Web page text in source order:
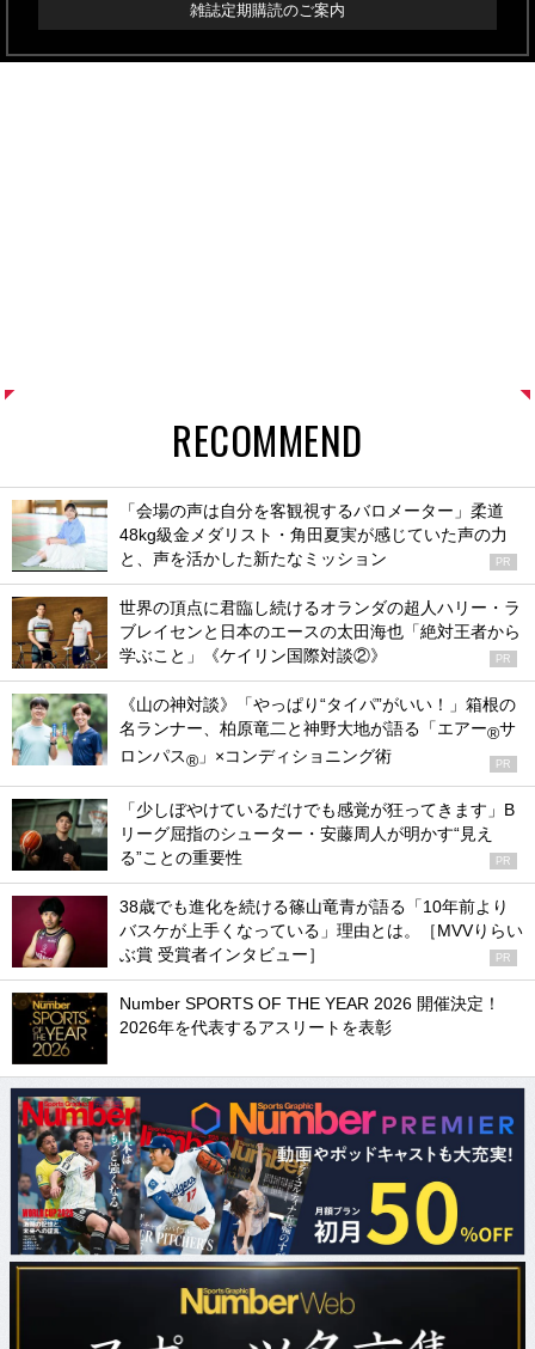
雑誌定期購読のご案内
RECOMMEND
「会場の声は自分を客観視するバロメーター」柔道
48kg級金メダリスト・角田夏実が感じていた声の力
と、声を活かした新たなミッション
PR
世界の頂点に君臨し続けるオランダの超人ハリー・ラ
ブレイセンと日本のエースの太田海也「絶対王者から
学ぶこと」《ケイリン国際対談②》
PR
《山の神対談》「やっぱり“タイパ”がいい！」箱根の
名ランナー、柏原竜二と神野大地が語る「エアー®サ
ロンパス® 」×コンディショニング術 PR
「少しぼやけているだけでも感覚が狂ってきます」B
リーグ屈指のシューター・安藤周人が明かす“見え
る”ことの重要性
PR
38歳でも進化を続ける篠山竜青が語る「10年前より
バスケが上手くなっている」理由とは。［MVVりらい
ぶ賞 受賞者インタビュー］
PR
Number SPORTS OF THE YEAR 2026 開催決定！
2026年を代表するアスリートを表彰